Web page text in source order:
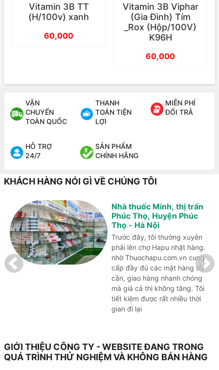
Vitamin 3B TT
(H/100v) xanh
60,000
Vitamin 3B Viphar
(Gia Đình) Tím
_Rox (Hộp/100V)
K96H
60,000
VẬN
CHUYỂN
TOÀN QUỐC
THANH
TOÁN TIỆN
LỢI
MIỄN PHÍ
ĐỔI TRẢ
HỖ TRỢ
24/7
SẢN PHẨM
CHÍNH HÃNG
KHÁCH HÀNG NÓI GÌ VỀ CHÚNG TÔI
Nhà thuốc Minh, thị trấn
Phúc Thọ, Huyện Phúc
Thọ - Hà Nội
Trước đây, tôi thường xuyên
phải lên chợ Hapu nhặt hàng.
nhờ Thuochapu.com.vn cung
cấp đầy đủ các mặt hàng tôi
cần, giao hàng nhanh chóng
mà giá cả thì không tăng. Tôi
tiết kiệm được rất nhiều thời
gian đi lại
GIỚI THIỆU CÔNG TY - WEBSITE ĐANG TRONG
QUÁ TRÌNH THỬ NGHIỆM VÀ KHÔNG BÁN HÀNG